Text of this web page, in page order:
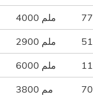
4000 ملم
2900 ملم
6000 ملم
3800 مم